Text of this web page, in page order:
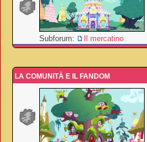
Subforum:
Il mercatino
LA COMUNITÀ E IL FANDOM